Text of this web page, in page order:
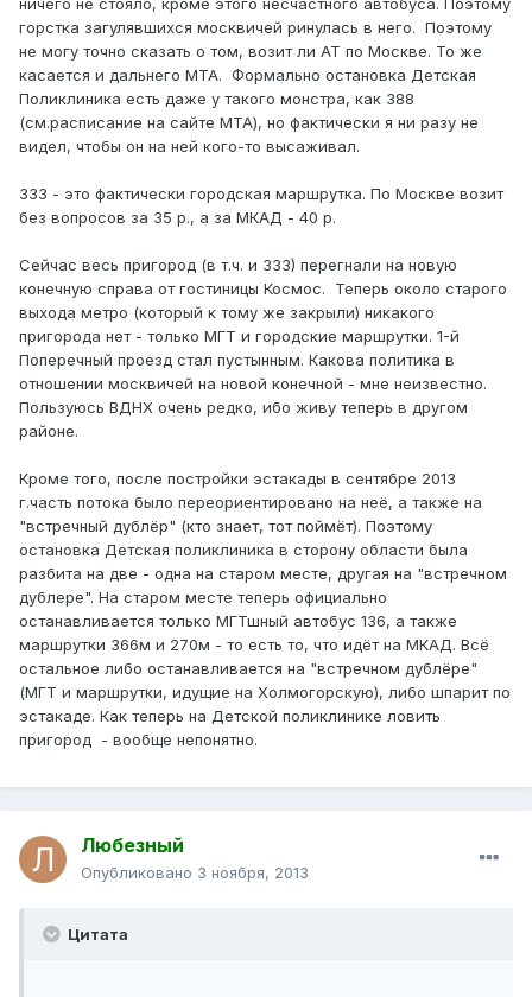
ничего не стояло, кроме этого несчастного автобуса. Поэтому
горстка загулявшихся москвичей ринулась в него. Поэтому
не могу точно сказать о том, возит ли АТ по Москве. То же
касается и дальнего МТА. Формально остановка Детская
Поликлиника есть даже у такого монстра, как 388
(см.расписание на сайте МТА), но фактически я ни разу не
видел, чтобы он на ней кого-то высаживал.
333 - это фактически городская маршрутка. По Москве возит
без вопросов за 35 р., а за МКАД - 40 р.
Сейчас весь пригород (в т.ч. и 333) перегнали на новую
конечную справа от гостиницы Космос. Теперь около старого
выхода метро (который к тому же закрыли) никакого
пригорода нет - только МГТ и городские маршрутки. 1-й
Поперечный проезд стал пустынным. Какова политика в
отношении москвичей на новой конечной - мне неизвестно.
Пользуюсь ВДНХ очень редко, ибо живу теперь в другом
районе.
Кроме того, после постройки эстакады в сентябре 2013
г.часть потока было переориентировано на неё, а также на
"встречный дублёр" (кто знает, тот поймёт). Поэтому
остановка Детская поликлиника в сторону области была
разбита на две - одна на старом месте, другая на "встречном
дублере". На старом месте теперь официально
останавливается только МГТшный автобус 136, а также
маршрутки 366м и 270м - то есть то, что идёт на МКАД. Всё
остальное либо останавливается на "встречном дублёре"
(МГТ и маршрутки, идущие на Холмогорскую), либо шпарит по
эстакаде. Как теперь на Детской поликлинике ловить
пригород - вообще непонятно.
Любезный
Опубликовано 3 ноября, 2013
Цитата